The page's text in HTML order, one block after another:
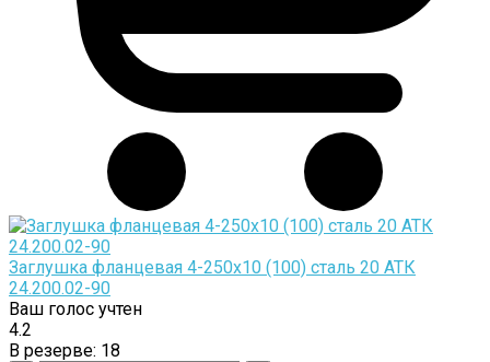
Заглушка фланцевая 4-250х10 (100) сталь 20 АТК
24.200.02-90
Ваш голос учтен
4.2
В резерве: 18